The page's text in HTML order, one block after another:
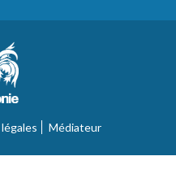
Médiateur